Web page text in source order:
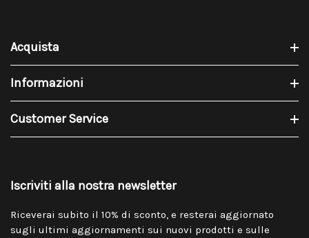
Acquista
Informazioni
Customer Service
Iscriviti alla nostra newsletter
Riceverai subito il 10% di sconto, e resterai aggiornato
sugli ultimi aggiornamenti sui nuovi prodotti e sulle